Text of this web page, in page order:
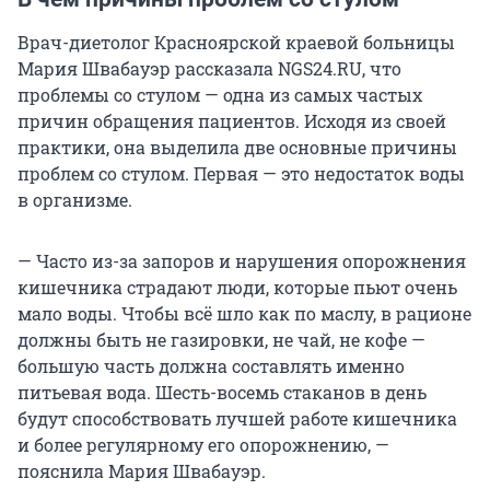
Врач-диетолог Красноярской краевой больницы
Мария Швабауэр рассказала NGS24.RU, что
проблемы со стулом — одна из самых частых
причин обращения пациентов. Исходя из своей
практики, она выделила две основные причины
проблем со стулом. Первая — это недостаток воды
в организме.
— Часто из-за запоров и нарушения опорожнения
кишечника страдают люди, которые пьют очень
мало воды. Чтобы всё шло как по маслу, в рационе
должны быть не газировки, не чай, не кофе —
большую часть должна составлять именно
питьевая вода. Шесть-восемь стаканов в день
будут способствовать лучшей работе кишечника
и более регулярному его опорожнению, —
пояснила Мария Швабауэр.